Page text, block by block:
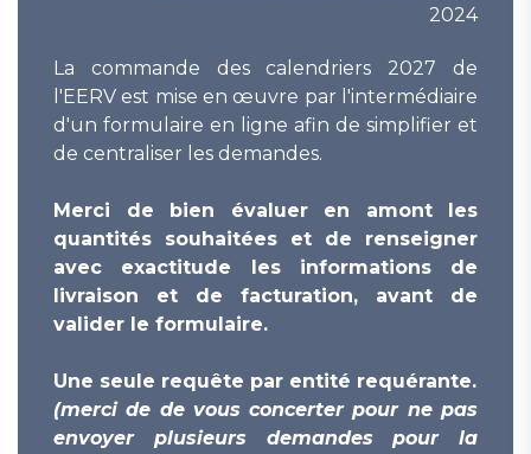
2024
La commande des calendriers 2027 de
l'EERV est mise en œuvre par l'intermédiaire
d'un formulaire en ligne afin de simplifier et
de centraliser les demandes.
Merci de bien évaluer en amont les
quantités souhaitées et de renseigner
avec exactitude les informations de
livraison et de facturation, avant de
valider le formulaire.
Une seule requête par entité requérante.
(merci de de vous concerter pour ne pas
envoyer plusieurs demandes pour la